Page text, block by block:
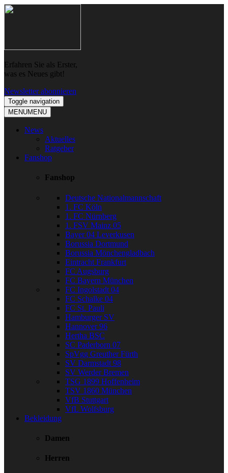
Skip
Skip
Erfahren Sie als Erster,
was es Neues gibt!
Newsletter abonnieren
Toggle navigation
MENUMENU
News
Aktuelles
Ratgeber
Fanshop
Fanshop
Deutsche Nationalmannschaft
1. FC Köln
1. FC Nürnberg
1. FSV Mainz 05
Bayer 04 Leverkusen
Borussia Dortmund
Borussia Mönchengladbach
Eintracht Frankfurt
FC Augsburg
FC Bayern München
FC Ingolstadt 04
FC Schalke 04
FC St. Pauli
Hamburger SV
Hannover 96
Hertha BSC
SC Paderborn 07
SpVgg Greuther Fürth
SV Darmstadt 98
SV Werder Bremen
TSG 1899 Hoffenheim
TSV 1860 München
VfB Stuttgart
VfL Wolfsburg
Bekleidung
Damen
Herren